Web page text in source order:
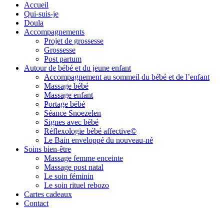
Accueil
Qui-suis-je
Doula
Accompagnements
Projet de grossesse
Grossesse
Post partum
Autour de bébé et du jeune enfant
Accompagnement au sommeil du bébé et de l’enfant
Massage bébé
Massage enfant
Portage bébé
Séance Snoezelen
Signes avec bébé
Réflexologie bébé affective©
Le Bain enveloppé du nouveau-né
Soins bien-être
Massage femme enceinte
Massage post natal
Le soin féminin
Le soin rituel rebozo
Cartes cadeaux
Contact